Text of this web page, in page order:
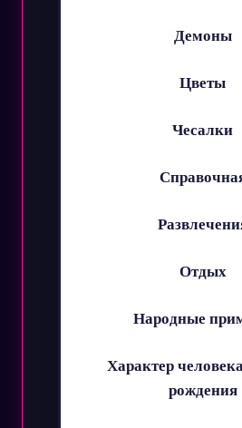
Демоны
Цветы
Чесалки
Отдых
Народные
Характер
рождения